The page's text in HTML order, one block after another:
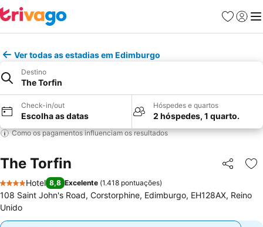
Favoritos
Iniciar
Ver todas as estadias em Edimburgo
Destino
The Torfin
Check-in/out
Escolha as datas
Hóspedes e quartos
2 hóspedes, 1 quarto.
Como os pagamentos influenciam os resultados
The Torfin Partilhar
4 Estrelas
Hotel 8,8 Excelente (1.418 pontuações)
108 Saint John's Road, Corstorphine, Edimburgo, EH128AX, Reino
Unido